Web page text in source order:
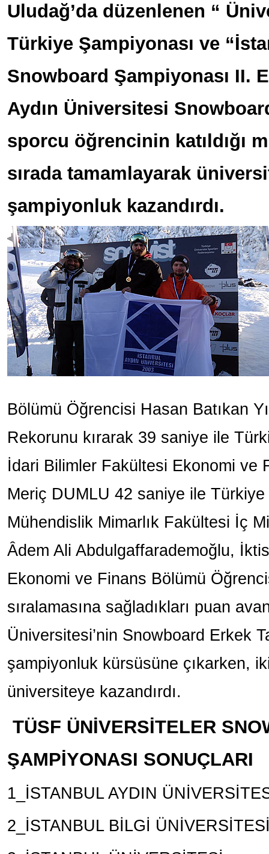
Uludağ’da düzenlenen “
Türkiye Şampiyonası ve
Snowboard Şampiyonası II.
Aydın Üniversitesi
sporcu öğrencinin katıldığı
sırada tamamlayarak
şampiyonluk kazandırdı.
Bölümü Öğrencisi Hasan Batıkan
Rekorunu kırarak 39 saniye ile
İdari Bilimler Fakültesi Ekonomi ve
Meriç DUMLU 42 saniye ile
Mühendislik Mimarlık Fakültesi İç
Âdem Ali Abdulgaffarademoğlu,
Ekonomi ve Finans Bölümü
sıralamasına sağladıkları puan
Üniversitesi’nin Snowboard Erkek
şampiyonluk kürsüsüne çıkarken,
üniversiteye kazandırdı.
TÜSF ÜNİVERSİTELER
ŞAMPİYONASI SONUÇLARI
1_İSTANBUL AYDIN
2_İSTANBUL BİLGİ